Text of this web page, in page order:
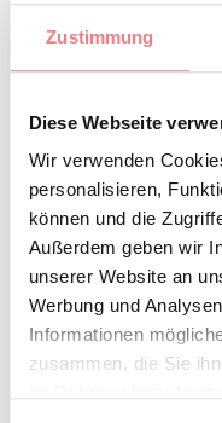
Zustimmung
Diese Webseite
Wir verwenden
personalisieren,
können und die
Außerdem geben wir
unserer Website an
Werbung und
Informationen
zusammen, die Sie
wenige Schritte vom
Drei Schlafzimmer.